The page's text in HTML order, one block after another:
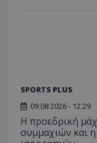
SPORTS PLUS
09.08.2026 - 12:29
Η προεδρική
συμμαχιών και